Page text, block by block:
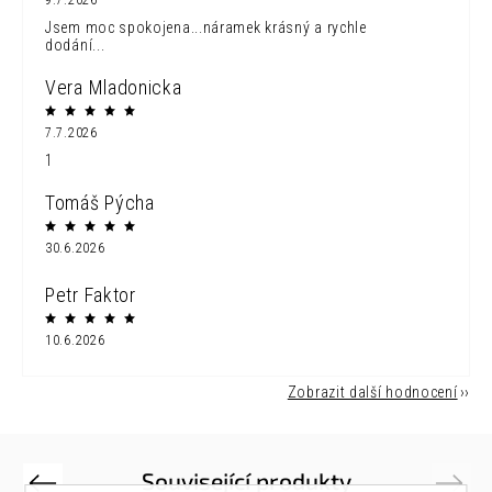
Jsem moc spokojena...náramek krásný a rychle
dodání...
Vera Mladonicka
7.7.2026
1
Tomáš Pýcha
30.6.2026
Petr Faktor
10.6.2026
Zobrazit další hodnocení
Související produkty
Previous Next